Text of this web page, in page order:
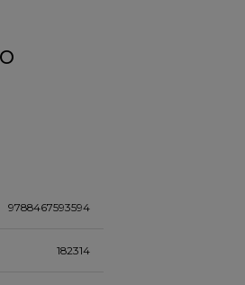
9788467593594
182314